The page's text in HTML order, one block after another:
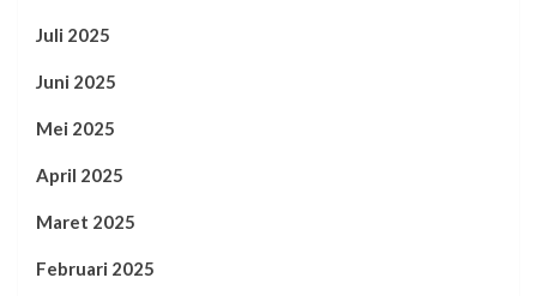
Juli 2025
Juni 2025
Mei 2025
April 2025
Maret 2025
Februari 2025